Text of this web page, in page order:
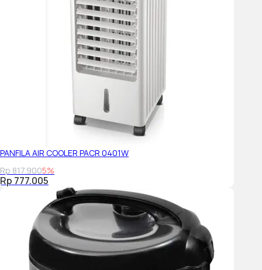
PANFILA AIR COOLER PACR 0401W
Rp 817.9005%
Rp 777.005